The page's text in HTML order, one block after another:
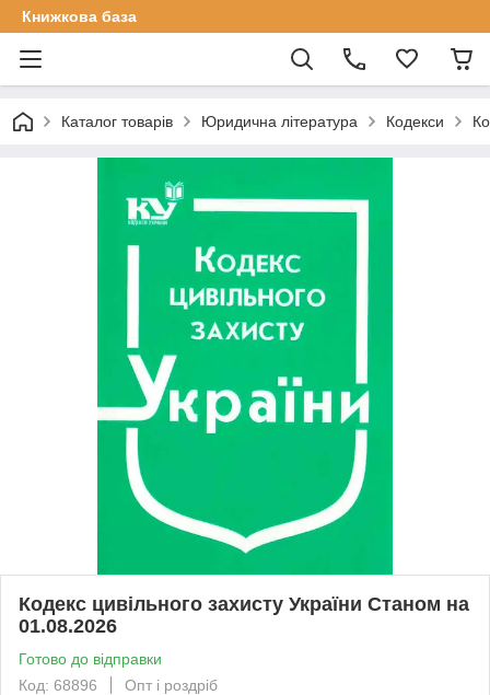
Книжкова база
Каталог товарів Юридична література Кодекси
Кодекс цивільного захисту України Станом на
01.08.2026
Готово до відправки
Код: 68896
Опт і роздріб